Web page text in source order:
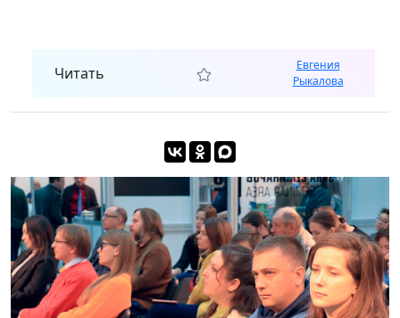
Читать
Евгения
Рыкалова